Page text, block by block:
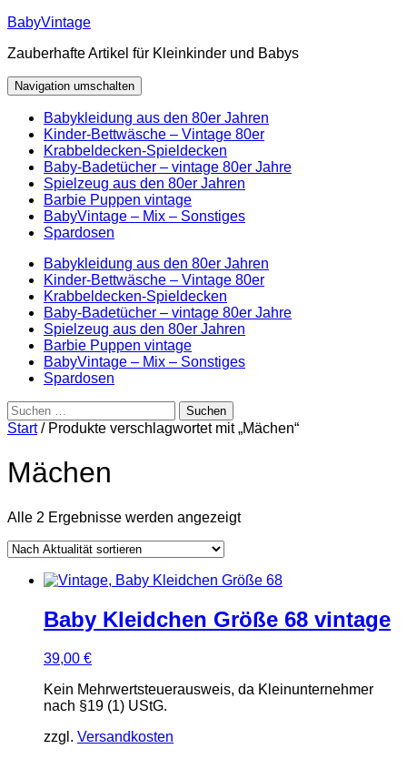
Zum
springen
BabyVintage
Zauberhafte Artikel für Kleinkinder und Babys
Navigation umschalten
Babykleidung aus den 80er Jahren
Kinder-Bettwäsche – Vintage 80er
Krabbeldecken-Spieldecken
Baby-Badetücher – vintage 80er Jahre
Spielzeug aus den 80er Jahren
Barbie Puppen vintage
BabyVintage – Mix – Sonstiges
Spardosen
Babykleidung aus den 80er Jahren
Kinder-Bettwäsche – Vintage 80er
Krabbeldecken-Spieldecken
Baby-Badetücher – vintage 80er Jahre
Spielzeug aus den 80er Jahren
Barbie Puppen vintage
BabyVintage – Mix – Sonstiges
Spardosen
Suchen
nach:
Start/ Produkte verschlagwortet mit „Mächen“
Mächen
Alle 2 Ergebnisse werden angezeigtNach
Baby Kleidchen Größe 68 vintage
39,00 €
Kein Mehrwertsteuerausweis, da Kleinunternehmer
nach §19 (1) UStG.
zzgl. Versandkosten